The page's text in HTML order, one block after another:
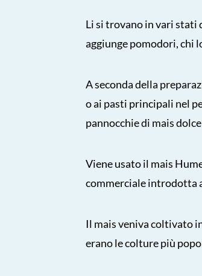
Li si trovano in vari stati
aggiunge pomodori, chi
A seconda della
o ai pasti principali nel
pannocchie di mais
Viene usato il mais
commerciale introdotta
Il mais veniva coltivato
erano le colture più